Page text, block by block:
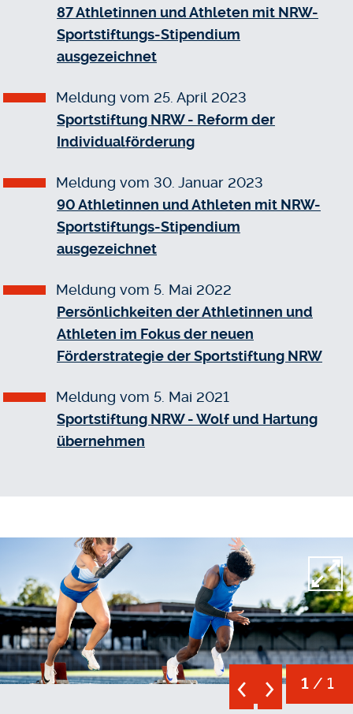
87 Athletinnen und Athleten mit NRW-
Sportstiftungs-Stipendium
ausgezeichnet
Meldung vom 25. April 2023
Sportstiftung NRW - Reform der
Individualförderung
Meldung vom 30. Januar 2023
90 Athletinnen und Athleten mit NRW-
Sportstiftungs-Stipendium
ausgezeichnet
Meldung vom 5. Mai 2022
Persönlichkeiten der Athletinnen und
Athleten im Fokus der neuen
Förderstrategie der Sportstiftung NRW
Meldung vom 5. Mai 2021
Sportstiftung NRW - Wolf und Hartung
übernehmen
1 / 1